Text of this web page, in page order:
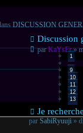
DISCUSSION
Nouveau
message
Discussion
parKaYsEr»
1
…
9
10
11
12
13
Nouveau
message
Je
par SabiRyuuji »